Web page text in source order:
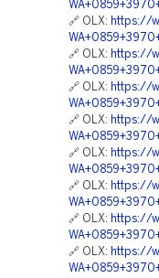
🔗 OLX: https://
🔗 OLX: https://
🔗 OLX: https://
🔗 OLX: https://
🔗 OLX: https://
🔗 OLX: https://
🔗 OLX: https://
🔗 OLX: https://